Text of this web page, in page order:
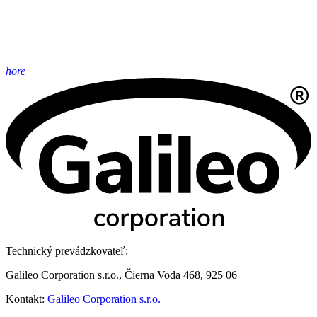
hore
Technický prevádzkovateľ:
Galileo Corporation s.r.o., Čierna Voda 468, 925 06
Kontakt: Galileo Corporation s.r.o.